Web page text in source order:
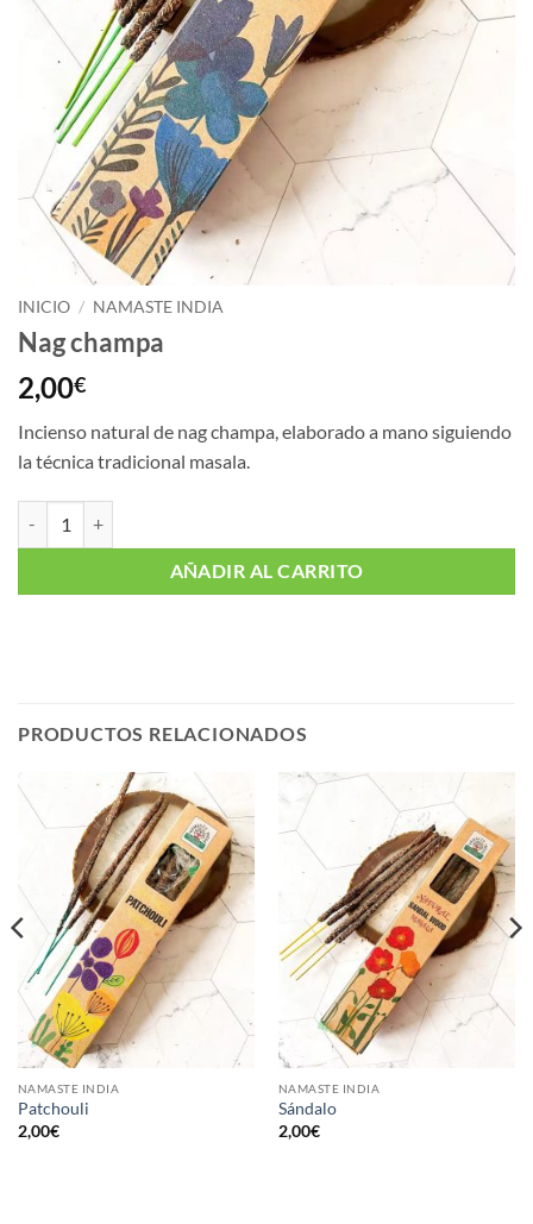
INICIO / NAMASTE INDIA
Nag champa
2,00€
Incienso natural de nag champa, elaborado a mano siguiendo
la técnica tradicional masala.
AÑADIR AL CARRITO
PRODUCTOS RELACIONADOS
NAMASTE INDIA
Patchouli
2,00€
NAMASTE INDIA
Sándalo
2,00€